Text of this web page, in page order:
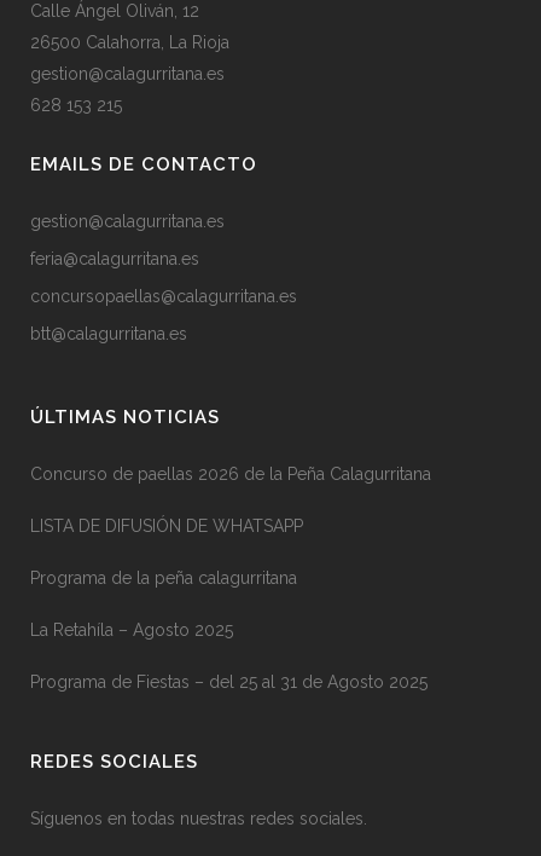
Calle Ángel Oliván, 12
26500 Calahorra, La Rioja
gestion@calagurritana.es
628 153 215
EMAILS DE CONTACTO
gestion@calagurritana.es
feria@calagurritana.es
concursopaellas@calagurritana.es
btt@calagurritana.es
ÚLTIMAS NOTICIAS
Concurso de paellas 2026 de la Peña Calagurritana
LISTA DE DIFUSIÓN DE WHATSAPP
Programa de la peña calagurritana
La Retahíla – Agosto 2025
Programa de Fiestas – del 25 al 31 de Agosto 2025
REDES SOCIALES
Síguenos en todas nuestras redes sociales.